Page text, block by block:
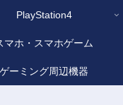
PlayStation4
マホ・スマホゲーム
ゲーミング周辺機器